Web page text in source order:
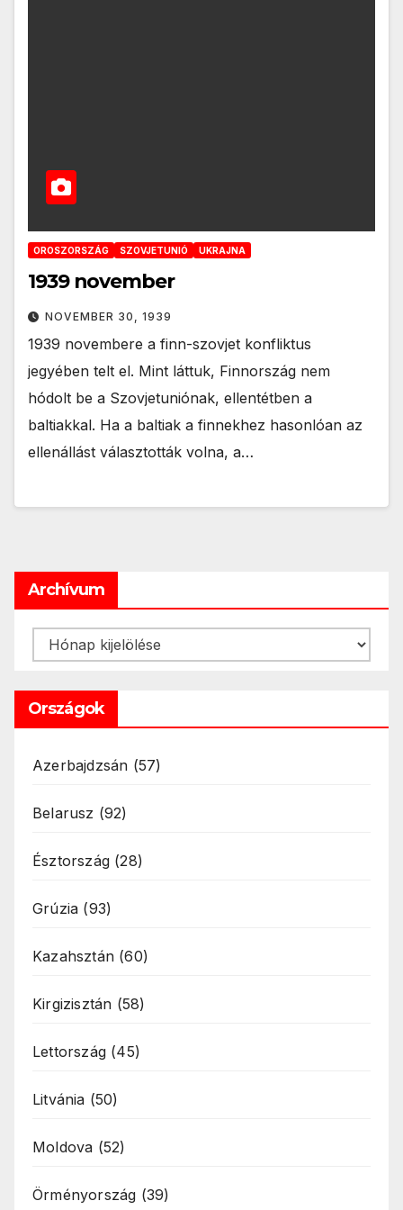
OROSZORSZÁG SZOVJETUNIÓ UKRAJNA
1939 november
NOVEMBER 30, 1939
1939 novembere a finn-szovjet konfliktus
jegyében telt el. Mint láttuk, Finnország nem
hódolt be a Szovjetuniónak, ellentétben a
baltiakkal. Ha a baltiak a finnekhez hasonlóan az
ellenállást választották volna, a…
Archívum
Archívum
Országok
Azerbajdzsán (57)
Belarusz (92)
Észtország (28)
Grúzia (93)
Kazahsztán (60)
Kirgizisztán (58)
Lettország (45)
Litvánia (50)
Moldova (52)
Örményország (39)